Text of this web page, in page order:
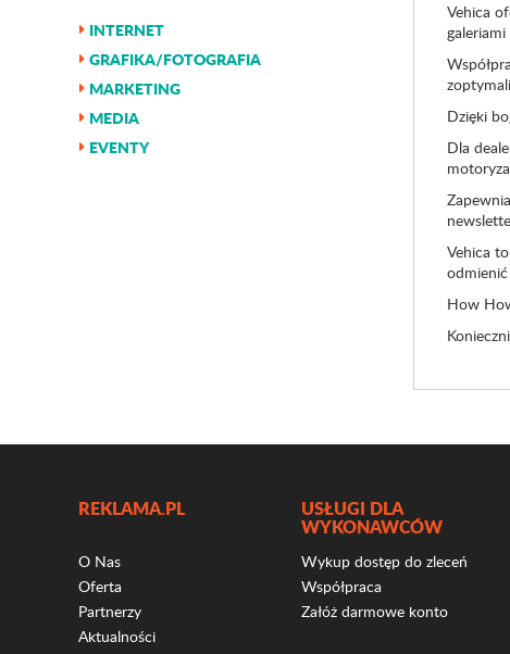
INTERNET
GRAFIKA/FOTOGRAFIA
MARKETING
MEDIA
EVENTY
Vehica
Dzięki
Dla
Vehica
How
REKLAMA.PL
O Nas
Oferta
Partnerzy
Aktualności
USŁUGI DLA
WYKONAWCÓW
Wykup dostęp do zleceń
Współpraca
Załóż darmowe konto